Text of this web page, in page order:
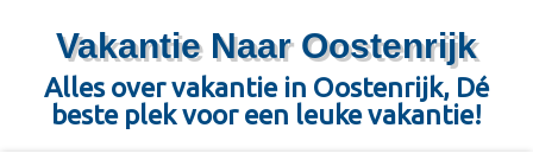
Vakantie Naar Oostenrijk
Alles over vakantie in Oostenrijk, Dé
beste plek voor een leuke vakantie!